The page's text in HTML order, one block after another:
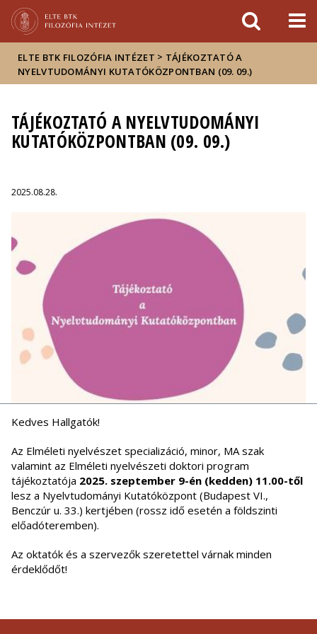
sajtóban
ELTE BTK FILOZÓFIA INTÉZET > TÁJÉKOZTATÓ A
NYELVTUDOMÁNYI KUTATÓKÖZPONTBAN (09. 09.)
TÁJÉKOZTATÓ A NYELVTUDOMÁNYI
KUTATÓKÖZPONTBAN (09. 09.)
2025.08.28.
Kedves Hallgatók!
Az Elméleti nyelvészet specializáció, minor, MA szak
valamint az Elméleti nyelvészeti doktori program
tájékoztatója 2025. szeptember 9-én (kedden) 11.00-től
lesz a Nyelvtudományi Kutatóközpont (Budapest VI.,
Benczúr u. 33.) kertjében (rossz idő esetén a földszinti
előadóteremben).
Az oktatók és a szervezők szeretettel várnak minden
érdeklődőt!